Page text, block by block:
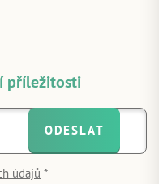
příležitosti
údajů *
ODESLAT